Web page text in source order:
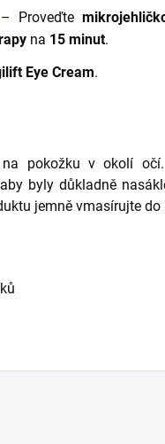
– Proveďte
na 15 minut.
Eye Cream.
pokožku v okolí
byly důkladně
jemně vmasírujte do